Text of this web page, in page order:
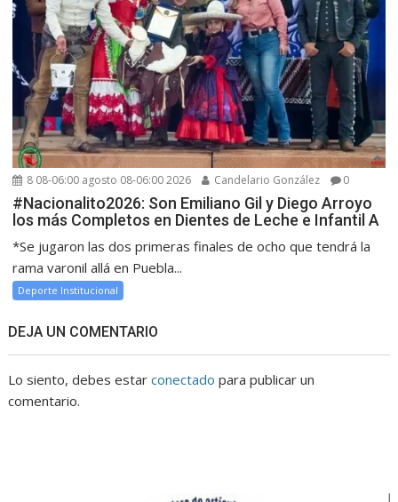
8 08-06:00 agosto 08-06:00 2026 Candelario González 0
#Nacionalito2026: Son Emiliano Gil y Diego Arroyo
los más Completos en Dientes de Leche e Infantil A
*Se jugaron las dos primeras finales de ocho que tendrá la
rama varonil allá en Puebla...
Deporte Institucional
DEJA UN COMENTARIO
Lo siento, debes estarconectado para publicar un
comentario.